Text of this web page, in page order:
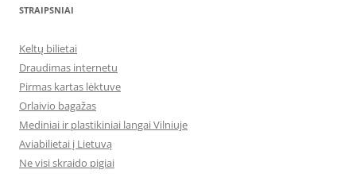
STRAIPSNIAI
Keltų bilietai
Draudimas internetu
Pirmas kartas lėktuve
Orlaivio bagažas
Mediniai ir plastikiniai langai Vilniuje
Aviabilietai į Lietuvą
Ne visi skraido pigiai